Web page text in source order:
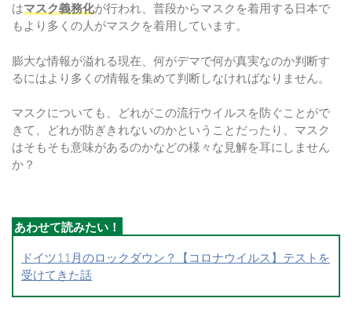
はマスク義務化が行われ、普段からマスクを着用する日本で
もより多くの人がマスクを着用しています。
膨大な情報が溢れる現在、何がデマで何が真実なのか判断す
るにはより多くの情報を集めて判断しなければなりません。
マスクについても、どれがこの流行ウイルスを防ぐことがで
きて、どれが防ぎきれないのかということだったり、マスク
はそもそも意味があるのかなどの様々な見解を耳にしません
か？
ドイツ11月のロックダウン？【コロナウイルス】テストを
受けてきた話